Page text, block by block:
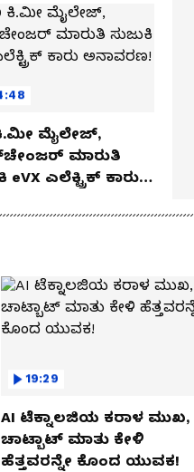
ಮೈಲೇಜ್,
ಮಾರುತಿ
19:29
AI ಟೆಕ್ನಾಲಜಿಯ ಕರಾಳ ಮುಖ,
ಚಾಟ್ಬಾಟ್ ಮಾತು ಕೇಳಿ
ಹೆತ್ತವರನ್ನೇ ಕೊಂದ ಯುವಕ!